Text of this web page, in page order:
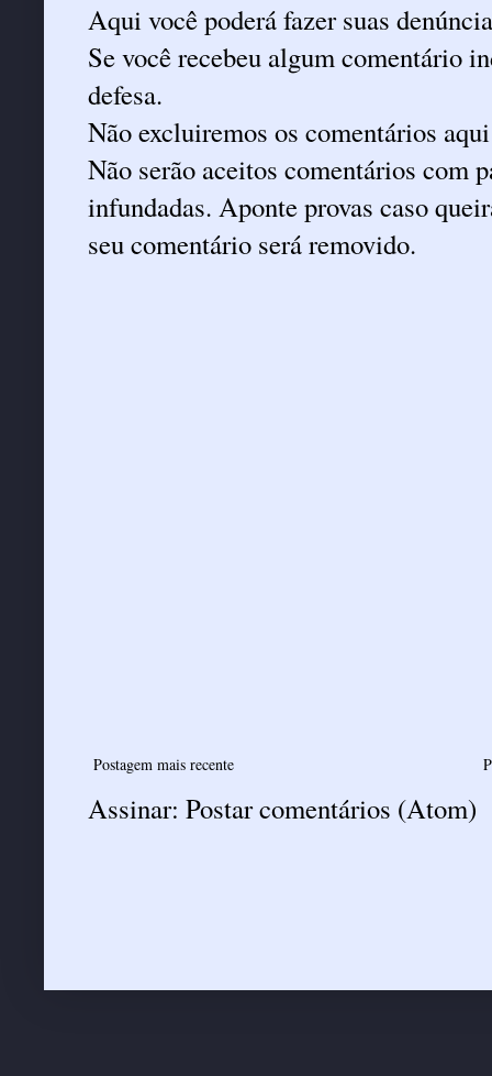
Aqui você poderá fazer suas
Se você recebeu algum comentário
defesa.
Não excluiremos os comentários
Não serão aceitos comentários com
infundadas. Aponte provas caso
seu comentário será removido.
Postagem mais recente
Assinar: Postar comentários (Atom)